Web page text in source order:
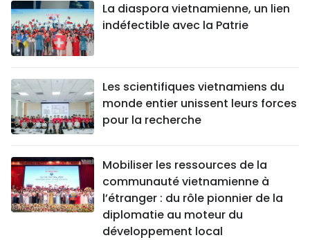
La diaspora vietnamienne, un lien
indéfectible avec la Patrie
Les scientifiques vietnamiens du
monde entier unissent leurs forces
pour la recherche
Mobiliser les ressources de la
communauté vietnamienne à
l’étranger : du rôle pionnier de la
diplomatie au moteur du
développement local